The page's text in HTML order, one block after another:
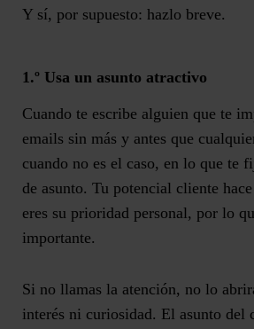
Y sí, por supuesto: hazlo breve.
1.º Usa un asunto atractivo
Cuando te escribe alguien que te
emails sin más y antes que
cuando no es el caso, en lo que te
de asunto. Tu potencial cliente
eres su prioridad personal, por lo
importante.
Si no llamas la atención, no lo
interés ni curiosidad. El asunto del